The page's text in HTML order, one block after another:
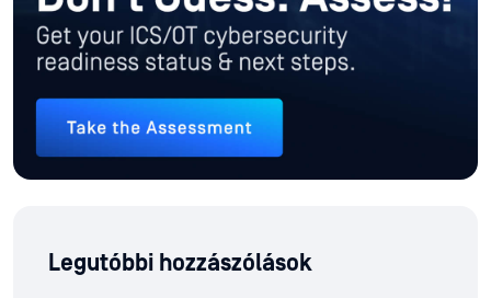
Legutóbbi hozzászólások